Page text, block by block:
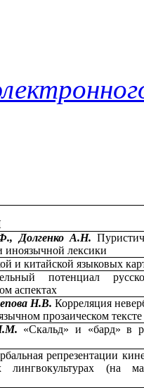
Долгенко А.Н.
лексики
и китайской языковых
потенциал
аспектах
Н.В.Корреляция
прозаическом тексте
«Скальд» и «бард» в
репрезентации
лингвокультурах (на